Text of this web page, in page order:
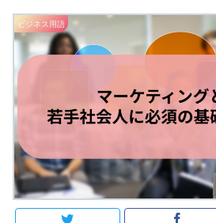
ビジネス用語